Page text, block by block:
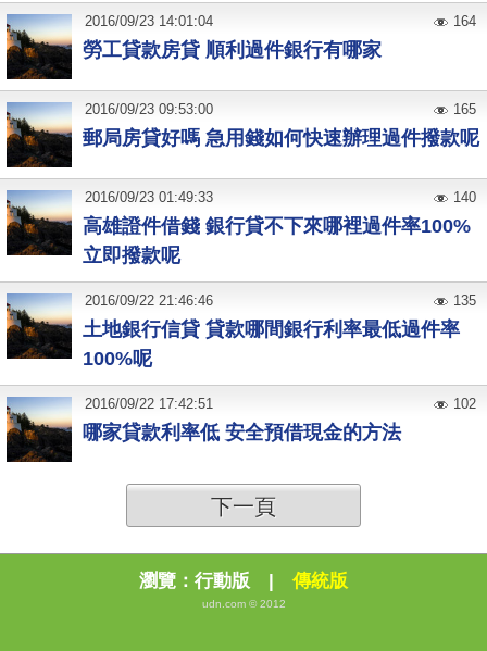
勞工貸款房貸 順利過件銀行有哪家
2016/09/23 14:01:04 164
郵局房貸好嗎 急用錢如何快速辦理過件撥款呢
2016/09/23 09:53:00 165
高雄證件借錢 銀行貸不下來哪裡過件率100%
立即撥款呢
2016/09/23 01:49:33 140
土地銀行信貸 貸款哪間銀行利率最低過件率
100%呢
2016/09/22 21:46:46 135
哪家貸款利率低 安全預借現金的方法
2016/09/22 17:42:51 102
下一頁
瀏覽： 行動版 | 傳統版
udn.com © 2012